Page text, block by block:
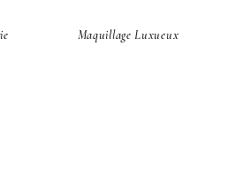
Maquillage Luxueux